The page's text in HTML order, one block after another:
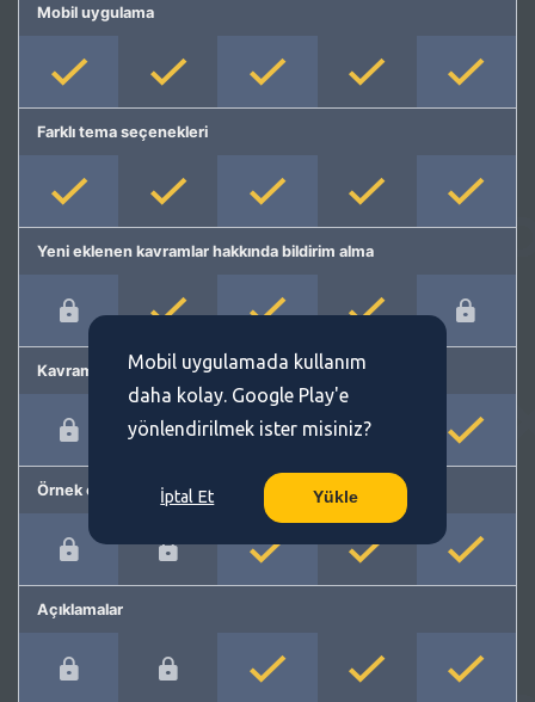
Mobil uygulama
Farklı tema seçenekleri
Yeni eklenen kavramlar hakkında bildirim alma
Kavram önerme
Örnek cümleler
Açıklamalar
Mobil uygulamada kullanım
daha kolay. Google Play'e
yönlendirilmek ister misiniz?
İptal Et Yükle